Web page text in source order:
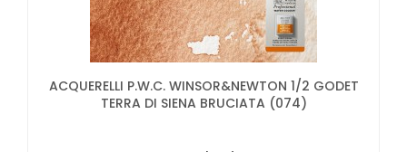
ACQUERELLI P.W.C. WINSOR&NEWTON 1/2 GODET
TERRA DI SIENA BRUCIATA (074)